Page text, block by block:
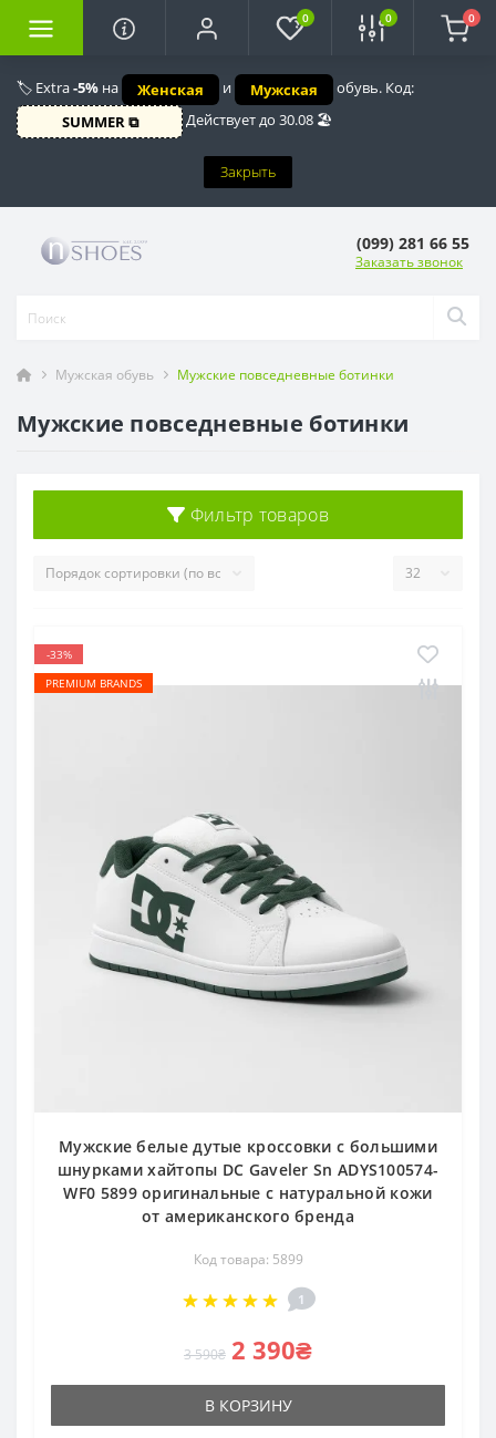
🏷️ Extra-5% на Женская и Мужская
обувь. Код:
SUMMER ⧉
Действует до 30.08 🏖️
Закрыть
0 0 0
(099) 281 66 55
Заказать звонок
Мужская обувь Мужские повседневные ботинки
Мужские повседневные ботинки
Фильтр товаров
-33%
PREMIUM BRANDS
Мужские белые дутые кроссовки с большими
шнурками хайтопы DC Gaveler Sn ADYS100574-
WF0 5899 оригинальные с натуральной кожи
от американского бренда
Код товара: 5899
1
3 590₴ 2 390₴
В КОРЗИНУ